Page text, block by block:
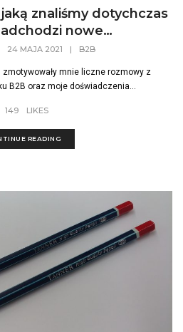
znaliśmy dotychczas
nowe…
24 MAJA 2021 | B2B
zmotywowały mnie liczne rozmowy z
B2B oraz moje doświadczenia...
149 LIKES
READING